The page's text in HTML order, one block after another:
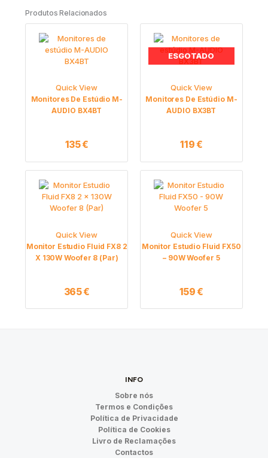
Produtos Relacionados
Quick View
Monitores De Estúdio M-
AUDIO BX4BT
135€
ESGOTADO
Quick View
Monitores De Estúdio M-
AUDIO BX3BT
119€
Quick View
Monitor Estudio Fluid FX8 2
X 130W Woofer 8 (Par)
365€
Quick View
Monitor Estudio Fluid FX50
– 90W Woofer 5
159€
INFO
Sobre nós
Termos e Condições
Política de Privacidade
Política de Cookies
Livro de Reclamações
Contactos